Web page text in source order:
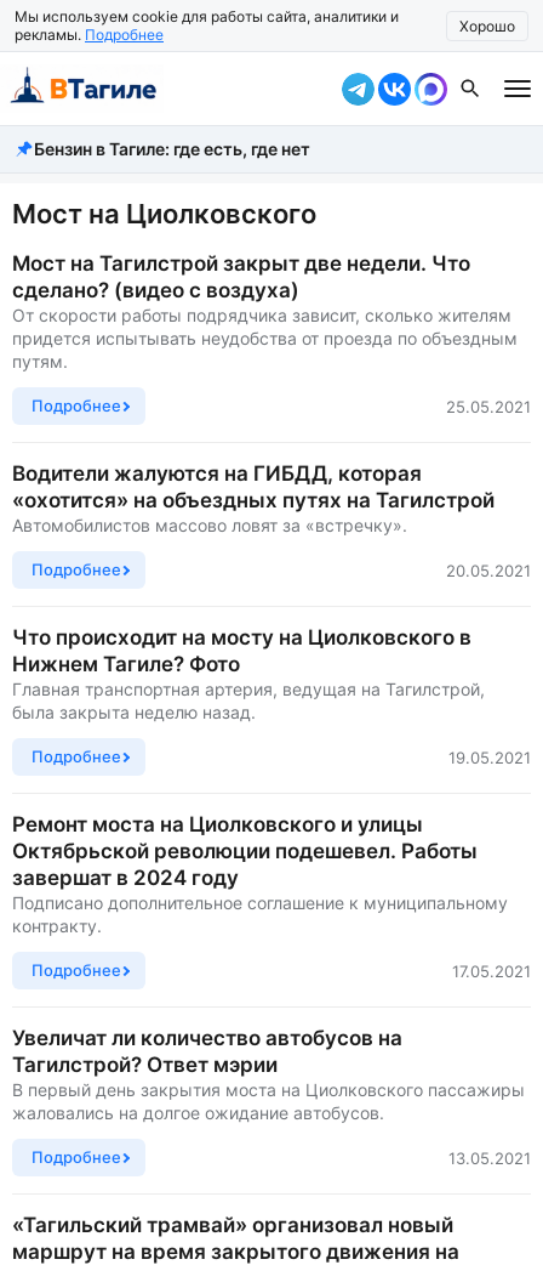
Мы используем cookie для работы сайта, аналитики и
рекламы. Подробнее Хорошо
Все новости
Происшествия
Город
Власть
Жизнь
Экономика
Рассказать новость
Бензин в Тагиле: где есть, где нет
Мост на Циолковского
Мост на Тагилстрой закрыт две недели. Что
сделано? (видео с воздуха)
От скорости работы подрядчика зависит, сколько жителям
придется испытывать неудобства от проезда по объездным
путям.
Подробнее 25.05.2021
Водители жалуются на ГИБДД, которая
«охотится» на объездных путях на Тагилстрой
Автомобилистов массово ловят за «встречку».
Подробнее 20.05.2021
Что происходит на мосту на Циолковского в
Нижнем Тагиле? Фото
Главная транспортная артерия, ведущая на Тагилстрой,
была закрыта неделю назад.
Подробнее 19.05.2021
Ремонт моста на Циолковского и улицы
Октябрьской революции подешевел. Работы
завершат в 2024 году
Подписано дополнительное соглашение к муниципальному
контракту.
Подробнее 17.05.2021
Увеличат ли количество автобусов на
Тагилстрой? Ответ мэрии
В первый день закрытия моста на Циолковского пассажиры
жаловались на долгое ожидание автобусов.
Подробнее 13.05.2021
«Тагильский трамвай» организовал новый
маршрут на время закрытого движения на